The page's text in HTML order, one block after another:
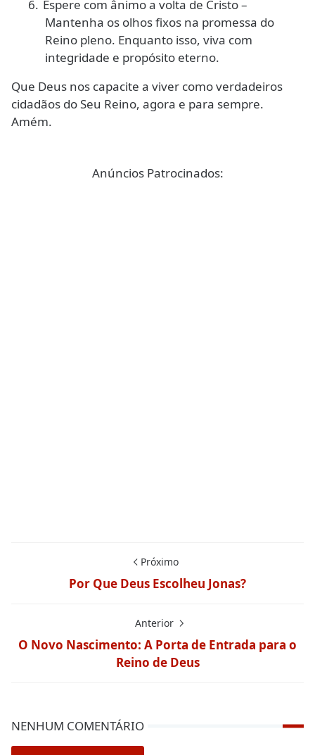
6. Espere com ânimo a volta de Cristo –
Mantenha os olhos fixos na promessa do
Reino pleno. Enquanto isso, viva com
integridade e propósito eterno.
Que Deus nos capacite a viver como verdadeiros
cidadãos do Seu Reino, agora e para sempre.
Amém.
Anúncios Patrocinados:
Próximo
Por Que Deus Escolheu Jonas?
Anterior
O Novo Nascimento: A Porta de Entrada para o
Reino de Deus
NENHUM COMENTÁRIO